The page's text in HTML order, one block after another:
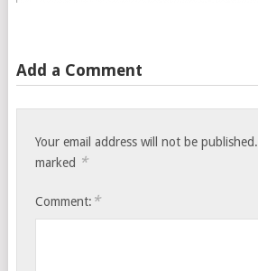
Add a Comment
Your email address will not be published.
marked *
Comment: *